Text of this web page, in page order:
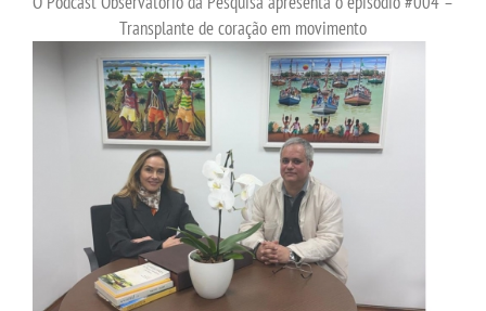
WEBMAIL
PORTAL DE ALUNOS
PORTAL DE PROFESSORES/ACADÊMICO
UNIESP
CONTATO
Transplante de coração em movimento